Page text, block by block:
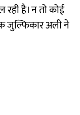
है। न तो कोई
जुल्फिकार अली ने